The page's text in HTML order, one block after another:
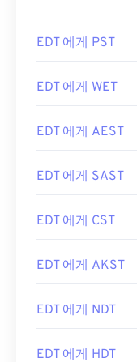
EDT 에게 PST
EDT 에게 WET
EDT 에게 AEST
EDT 에게 SAST
EDT 에게 CST
EDT 에게 AKST
EDT 에게 NDT
EDT 에게 HDT